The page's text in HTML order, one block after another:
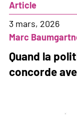
à
Article
3 mars, 2026
Marc
Quand la
concorde